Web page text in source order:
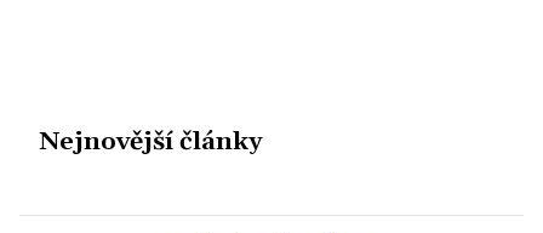
Nejnovější články